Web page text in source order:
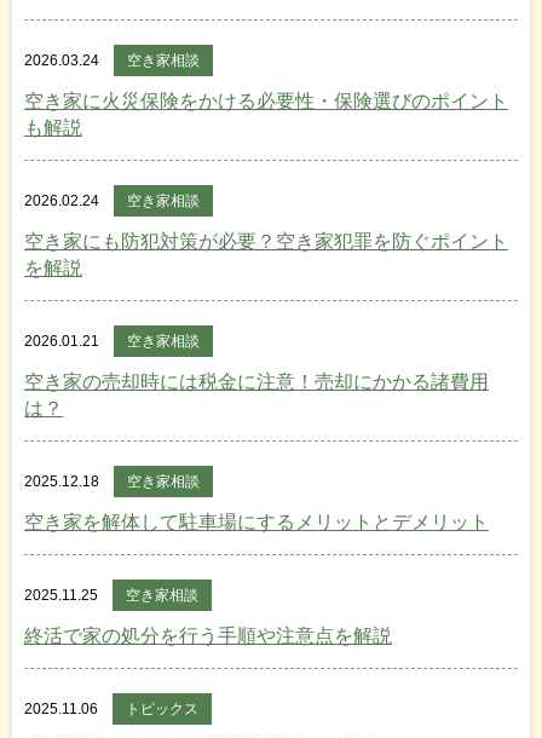
2026.03.24 空き家相談
空き家に火災保険をかける必要性・保険選びのポイント
も解説
2026.02.24 空き家相談
空き家にも防犯対策が必要？空き家犯罪を防ぐポイント
を解説
2026.01.21 空き家相談
空き家の売却時には税金に注意！売却にかかる諸費用
は？
2025.12.18 空き家相談
空き家を解体して駐車場にするメリットとデメリット
2025.11.25 空き家相談
終活で家の処分を行う手順や注意点を解説
2025.11.06 トピックス